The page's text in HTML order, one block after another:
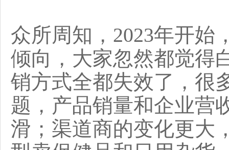
众所周知，2023年开始
倾向，大家忽然都觉得
销方式全都失效了，很
题，产品销量和企业营
滑；渠道商的变化更大